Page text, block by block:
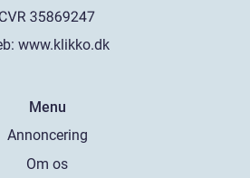
www.klikko.dk
Menu
Annoncering
Om os